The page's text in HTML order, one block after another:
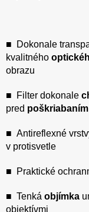
■ Dokonale
kvalitného
obrazu
■ Filter dokonale
pred
■ Antireflexné
v protisvetle
■ Praktické
■ Tenká objímka
objektívmi